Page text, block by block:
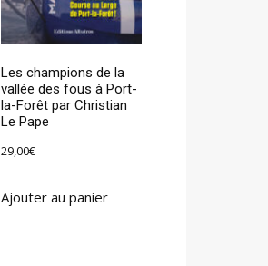
Les champions de la
vallée des fous à Port-
la-Forêt par Christian
Le Pape
29,00€
Ajouter au panier